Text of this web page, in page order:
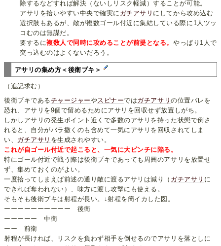
除するなどすれば解決（ないしリスク軽減）することが可能。
アサリを拾いやすい中央で確実に ガチアサリ にしてから攻め込む
選択肢もあるが、敵が複数ゴール付近に集結している際に1人ツッ
コむのは無謀だ。
要するに複数人で同時に攻めることが前提となる。 やっぱり1人で
突っ込むのはよくないだろう。
アサリの集め方＜後衛ブキ＞
（追記求む）
後衛ブキであるチャージャーやスピナーではガチアサリの位置バレを
恐れ、アサリを9個で留めるためにアサリを回収せず放置しがち。
しかしアサリの発生ポイント近くで多数のアサリを持った状態で倒さ
れると、自分がバラ撒くのも含めて一気にアサリを回収されてしま
い、 ガチアサリ を生成されやすい。
これが自ゴール付近で起こると、一気に大ピンチに陥る。
特にゴール付近で戦う際は後衛ブキであっても周囲のアサリを放置せ
ず、集めておくのがよい。
一度拾ってしまえば前述の通り敵に渡るアサリは減り（ ガチアサリ に
できれば奪われない）、味方に渡し攻撃にも使える。
そもそも後衛ブキは射程が長い。↓射程を簡イカした図。
ーーーーーーーーーー 後衛
ーーーーー 中衛
ーー 前衛
射程が長ければ、リスクを負わず相手を倒せるのでアサリを落としに